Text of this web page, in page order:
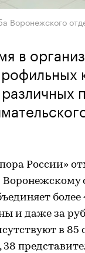
Воронежского
в
России»
Воронежскому
и даже за
в